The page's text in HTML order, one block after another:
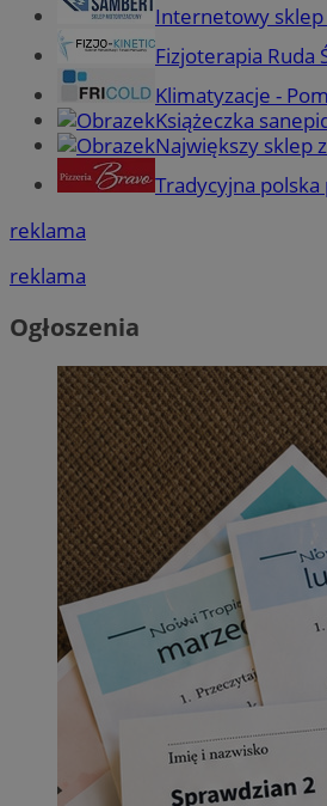
Internetowy
Fizjoterapia Ruda
Klimatyzacje -
Książeczka
Największy sklep
Tradycyjna polska
reklama
reklama
Ogłoszenia